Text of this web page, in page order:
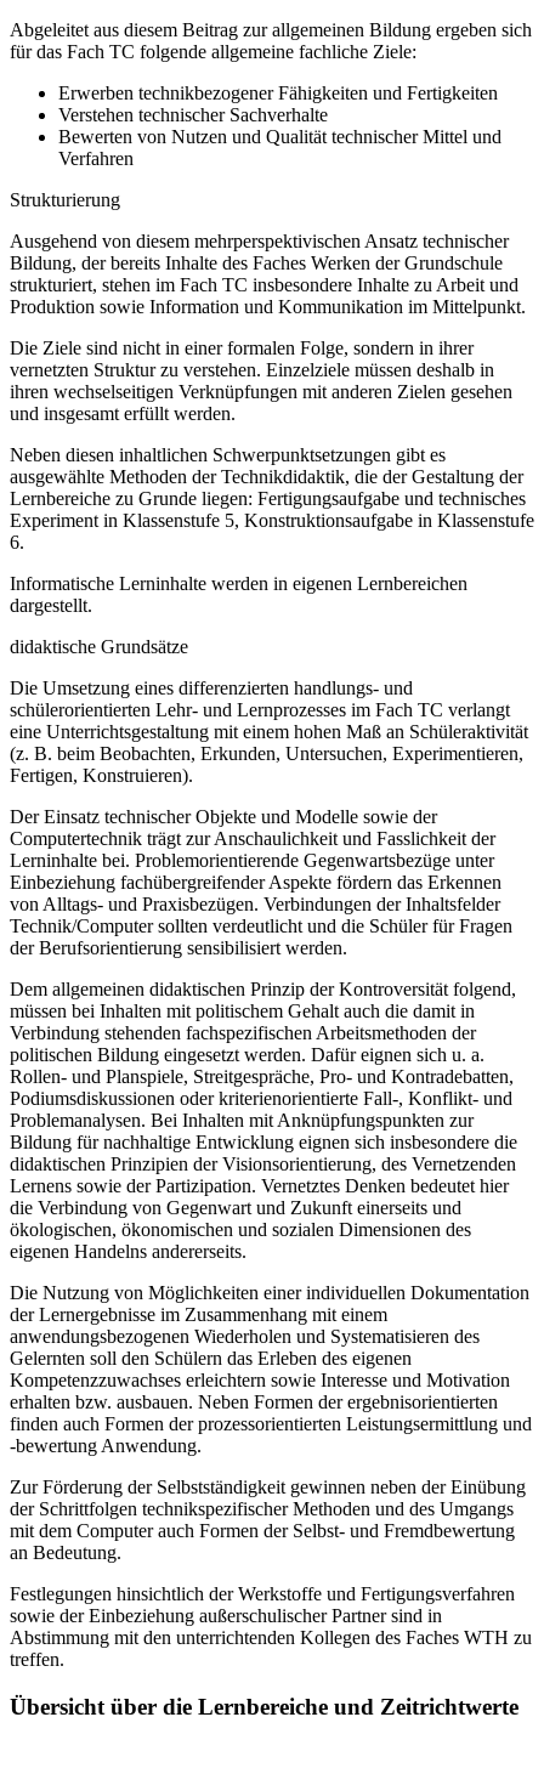
Abgeleitet aus diesem Beitrag zur allgemeinen Bildung ergeben sich
für das Fach TC folgende allgemeine fachliche Ziele:
Erwerben technikbezogener Fähigkeiten und Fertigkeiten
Verstehen technischer Sachverhalte
Bewerten von Nutzen und Qualität technischer Mittel und
Verfahren
Strukturierung
Ausgehend von diesem mehrperspektivischen Ansatz technischer
Bildung, der bereits Inhalte des Faches Werken der Grundschule
strukturiert, stehen im Fach TC insbesondere Inhalte zu Arbeit und
Produktion sowie Information und Kommunikation im Mittelpunkt.
Die Ziele sind nicht in einer formalen Folge, sondern in ihrer
vernetzten Struktur zu verstehen. Einzelziele müssen deshalb in
ihren wechselseitigen Verknüpfungen mit anderen Zielen gesehen
und insgesamt erfüllt werden.
Neben diesen inhaltlichen Schwerpunktsetzungen gibt es
ausgewählte Methoden der Technikdidaktik, die der Gestaltung der
Lernbereiche zu Grunde liegen: Fertigungsaufgabe und technisches
Experiment in Klassenstufe 5, Konstruktionsaufgabe in Klassenstufe
6.
Informatische Lerninhalte werden in eigenen Lernbereichen
dargestellt.
didaktische Grundsätze
Die Umsetzung eines differenzierten handlungs- und
schülerorientierten Lehr- und Lernprozesses im Fach TC verlangt
eine Unterrichtsgestaltung mit einem hohen Maß an Schüleraktivität
(z. B. beim Beobachten, Erkunden, Untersuchen, Experimentieren,
Fertigen, Konstruieren).
Der Einsatz technischer Objekte und Modelle sowie der
Computertechnik trägt zur Anschaulichkeit und Fasslichkeit der
Lerninhalte bei. Problemorientierende Gegenwartsbezüge unter
Einbeziehung fachübergreifender Aspekte fördern das Erkennen
von Alltags- und Praxisbezügen. Verbindungen der Inhaltsfelder
Technik/Computer sollten verdeutlicht und die Schüler für Fragen
der Berufsorientierung sensibilisiert werden.
Dem allgemeinen didaktischen Prinzip der Kontroversität folgend,
müssen bei Inhalten mit politischem Gehalt auch die damit in
Verbindung stehenden fachspezifischen Arbeitsmethoden der
politischen Bildung eingesetzt werden. Dafür eignen sich u. a.
Rollen- und Planspiele, Streitgespräche, Pro- und Kontradebatten,
Podiumsdiskussionen oder kriterienorientierte Fall-, Konflikt- und
Problemanalysen. Bei Inhalten mit Anknüpfungspunkten zur
Bildung für nachhaltige Entwicklung eignen sich insbesondere die
didaktischen Prinzipien der Visionsorientierung, des Vernetzenden
Lernens sowie der Partizipation. Vernetztes Denken bedeutet hier
die Verbindung von Gegenwart und Zukunft einerseits und
ökologischen, ökonomischen und sozialen Dimensionen des
eigenen Handelns andererseits.
Die Nutzung von Möglichkeiten einer individuellen Dokumentation
der Lernergebnisse im Zusammenhang mit einem
anwendungsbezogenen Wiederholen und Systematisieren des
Gelernten soll den Schülern das Erleben des eigenen
Kompetenzzuwachses erleichtern sowie Interesse und Motivation
erhalten bzw. ausbauen. Neben Formen der ergebnisorientierten
finden auch Formen der prozessorientierten Leistungsermittlung und
-bewertung Anwendung.
Zur Förderung der Selbstständigkeit gewinnen neben der Einübung
der Schrittfolgen technikspezifischer Methoden und des Umgangs
mit dem Computer auch Formen der Selbst- und Fremdbewertung
an Bedeutung.
Festlegungen hinsichtlich der Werkstoffe und Fertigungsverfahren
sowie der Einbeziehung außerschulischer Partner sind in
Abstimmung mit den unterrichtenden Kollegen des Faches WTH zu
treffen.
Übersicht über die Lernbereiche und Zeitrichtwerte